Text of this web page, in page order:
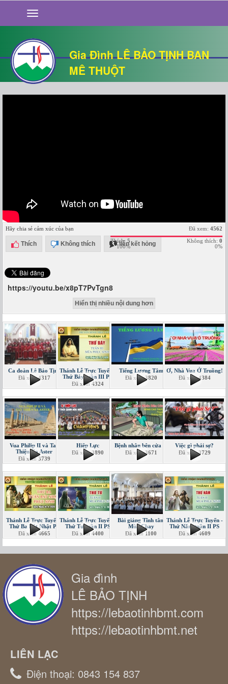
Gia Đình LÊ BẢO TỊNH BAN
MÊ THUỘT
GIỚI THIỆU
TIN TỨC
SỐNG ĐẠO
CHUYỆN NHÀ
QUÁN VĂN
Hãy chia sẻ cảm xúc của bạn
Thích Không thích liên kết hỏng
Đã xem: 4562
Thích: 5
100%
Không thích: 0
0%
https://youtu.be/x8pT7PvTgn8
Hiển thị nhiều nội dung hơn
Ca đoàn Lê Bảo Tịnh
Đã xem4317
Thánh Lễ Trực Tuyến -
Thứ Bảy tuần III PS
Đã xem4324
Tiếng Lương Tâm
Đã xem3820
Ơ, Nhà Vua Ở Truồng!
Đã xem4384
Vua Philip II và Tay
Thiện Xạ Aster
Đã xem3739
Hiệp Lực
Đã xem3890
Bệnh nhân bên cửa sổ
Đã xem3671
Việc gì phải sợ?
Đã xem3729
Thánh Lễ Trực Tuyến -
Thứ Ba Bát Nhật PS
Đã xem4665
Thánh Lễ Trực Tuyến -
Thứ Tư tuần II PS
Đã xem4400
Bài giảng Tĩnh tâm
Mùa Chay
Đã xem1100
Thánh Lễ Trực Tuyến -
Thứ Năm tuần II PS
Đã xem4609
Gia đình
LÊ BẢO TỊNH
https://lebaotinhbmt.com
https://lebaotinhbmt.net
LIÊN LẠC
Điện thoại: 0843 154 837